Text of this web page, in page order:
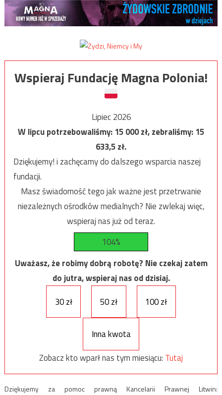
Wspieraj Fundację Magna Polonia!
Lipiec 2026
W lipcu potrzebowaliśmy:15 000zł, zebraliśmy:15
633,5zł.
Dziękujemy! i zachęcamy do dalszego wsparcia naszej
fundacji.
Masz świadomość tego jak ważne jest przetrwanie
niezależnych ośrodków medialnych? Nie zwlekaj więc,
wspieraj nas już od teraz.
104%
Uważasz, że robimy dobrą robotę? Nie czekaj zatem
do jutra, wspieraj nas od dzisiaj.
30 zł
50 zł 100 zł
Inna kwota
Zobacz kto wparł nas tym miesiącu: Tutaj
Dziękujemy za pomoc prawną Kancelarii Prawnej Litwin: